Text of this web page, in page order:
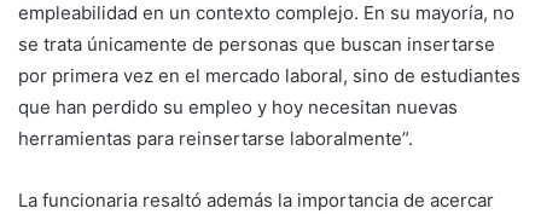
empleabilidad en un contexto complejo. En su mayoría, no
se trata únicamente de personas que buscan insertarse
por primera vez en el mercado laboral, sino de estudiantes
que han perdido su empleo y hoy necesitan nuevas
herramientas para reinsertarse laboralmente”.
La funcionaria resaltó además la importancia de acercar